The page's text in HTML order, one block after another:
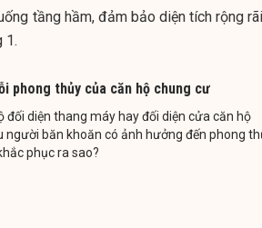
tầng hầm, đảm bảo diện tích rộng
1.
phong thủy của căn hộ chung cư
đối diện thang máy hay đối diện cửa căn hộ
người băn khoăn có ảnh hưởng đến phong
phục ra sao?